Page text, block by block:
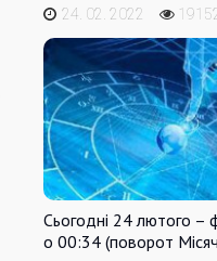
24. 02. 2022
Сьогодні 24 лютого –
о 00:34 (поворот